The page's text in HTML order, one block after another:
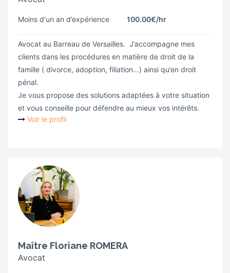
Moins d'un an d’expérience 100.00€/hr
Avocat au Barreau de Versailles. J’accompagne mes
clients dans les procédures en matière de droit de la
famille ( divorce, adoption, filiation…) ainsi qu’en droit
pénal.
Je vous propose des solutions adaptées à votre situation
et vous conseille pour défendre au mieux vos intérêts.
Voir le profil
Maître Floriane ROMERA
Avocat